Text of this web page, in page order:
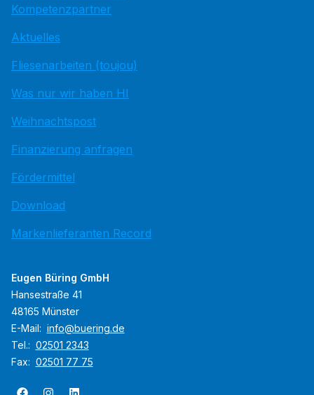
Kompetenzpartner
Aktuelles
Fliesenarbeiten (toujou)
Was nur wir haben HI
Weihnachtspost
Finanzierung anfragen
Fördermittel
Download
Markenlieferanten Record
Eugen Büring GmbH
Hansestraße 41
48165 Münster
E-Mail: info@buering.de
Tel.: 02501 2343
Fax: 02501 77 75